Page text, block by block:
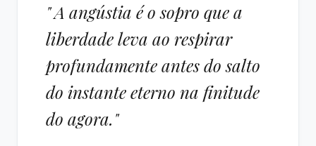
" A angústia é o sopro que a
liberdade leva ao respirar
profundamente antes do salto
do instante eterno na finitude
do agora."